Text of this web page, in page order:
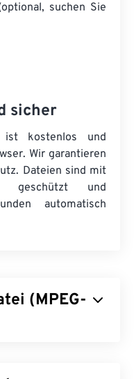
suchen Sie
sicher
ist kostenlos und
Wir garantieren
Dateien sind mit
geschützt und
automatisch
(MPEG-